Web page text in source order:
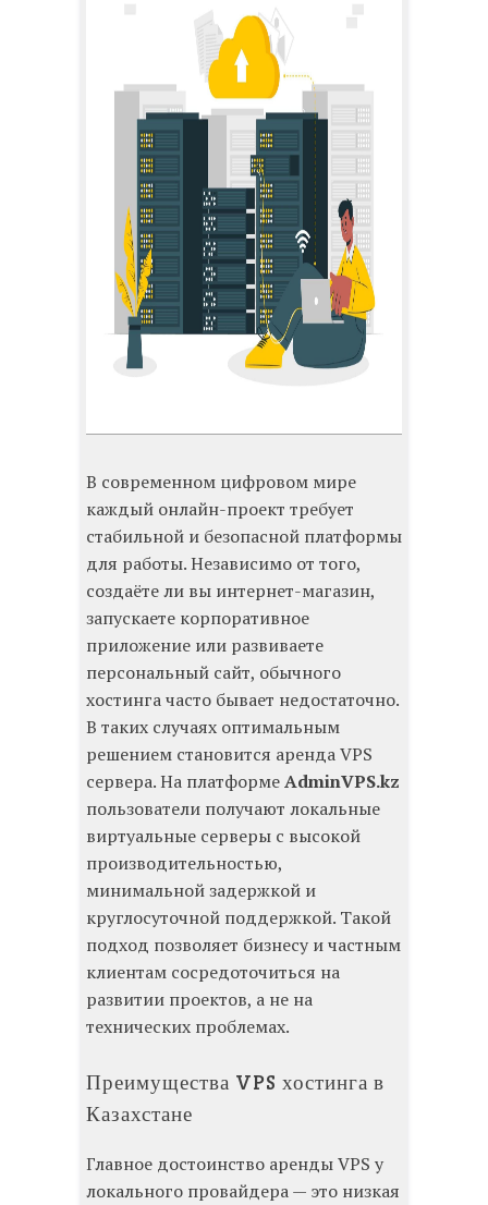
В современном цифровом мире
каждый онлайн-проект требует
стабильной и безопасной платформы
для работы. Независимо от того,
создаёте ли вы интернет-магазин,
запускаете корпоративное
приложение или развиваете
персональный сайт, обычного
хостинга часто бывает недостаточно.
В таких случаях оптимальным
решением становится аренда VPS
сервера. На платформеAdminVPS.kz
пользователи получают локальные
виртуальные серверы с высокой
производительностью,
минимальной задержкой и
круглосуточной поддержкой. Такой
подход позволяет бизнесу и частным
клиентам сосредоточиться на
развитии проектов, а не на
технических проблемах.
Преимущества VPS хостинга в
Казахстане
Главное достоинство аренды VPS у
локального провайдера — это низкая